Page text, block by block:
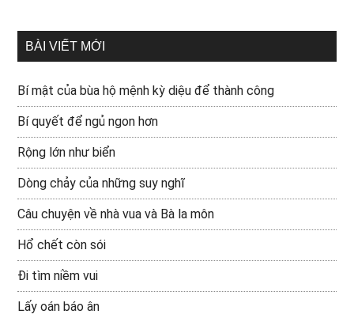
BÀI VIẾT MỚI
Bí mật của bùa hộ mệnh kỳ diệu để thành công
Bí quyết để ngủ ngon hơn
Rộng lớn như biển
Dòng chảy của những suy nghĩ
Câu chuyện về nhà vua và Bà la môn
Hổ chết còn sói
Đi tìm niềm vui
Lấy oán báo ân